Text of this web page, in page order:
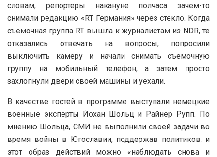
словам, репортеры накануне полчаса зачем-то
снимали редакцию «RT Германия» через стекло. Когда
съемочная группа RT вышла к журналистам из NDR, те
отказались отвечать на вопросы, попросили
выключить камеру и начали снимать съемочную
группу на мобильный телефон, а затем просто
захлопнули двери своей машины и уехали.
В качестве гостей в программе выступали немецкие
военные эксперты Йохан Шольц и Райнер Рупп. По
мнению Шольца, СМИ не выполнили своей задачи во
время войны в Югославии, поддержав политиков, и
этот образ действий можно «наблюдать снова и